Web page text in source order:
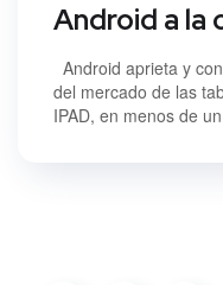
Android a la
Android aprieta y
del mercado de las
IPAD, en menos de